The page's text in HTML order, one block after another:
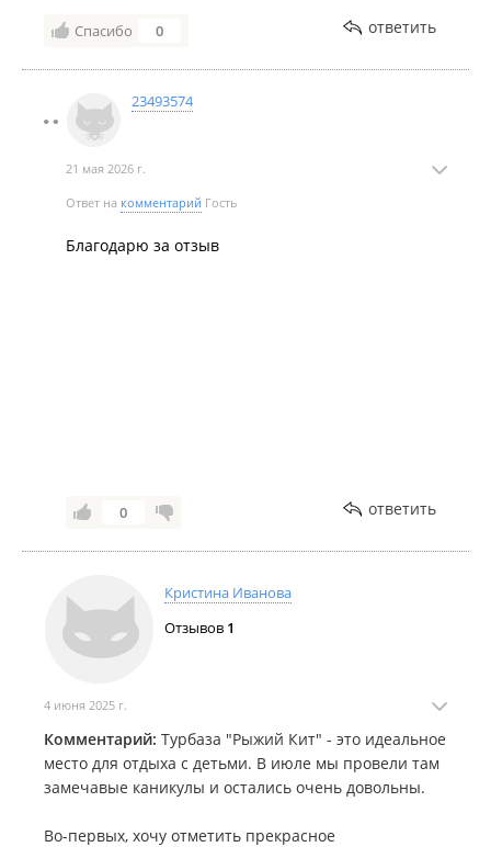
Спасибо 0 ответить
23493574
21 мая 2026 г.
Ответ на комментарий Гость
Благодарю за отзыв
0 ответить
Кристина Иванова
Отзывов 1
4 июня 2025 г.
Комментарий: Турбаза "Рыжий Кит" - это идеальное
место для отдыха с детьми. В июле мы провели там
замечавые каникулы и остались очень довольны.
Во-первых, хочу отметить прекрасное